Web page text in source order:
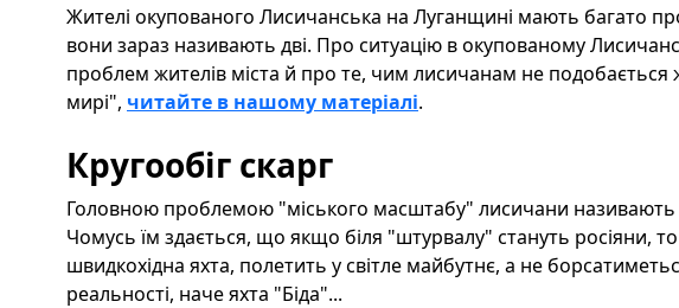
Жителі окупованого Лисичанська на Луганщині мають багато
вони зараз називають дві. Про ситуацію в окупованому
проблем жителів міста й про те, чим лисичанам не подобається
мирі", читайте в нашому матеріалі.
Кругообіг скарг
Головною проблемою "міського масштабу" лисичани називають
Чомусь їм здається, що якщо біля "штурвалу" стануть росіяни,
швидкохідна яхта, полетить у світле майбутнє, а не
реальності, наче яхта "Біда"...